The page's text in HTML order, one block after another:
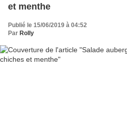
et menthe
Publié le 15/06/2019 à 04:52
Par Rolly